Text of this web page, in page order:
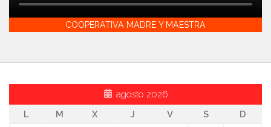
COOPERATIVA MADRE Y MAESTRA
agosto 2026
L
M X J V S
D